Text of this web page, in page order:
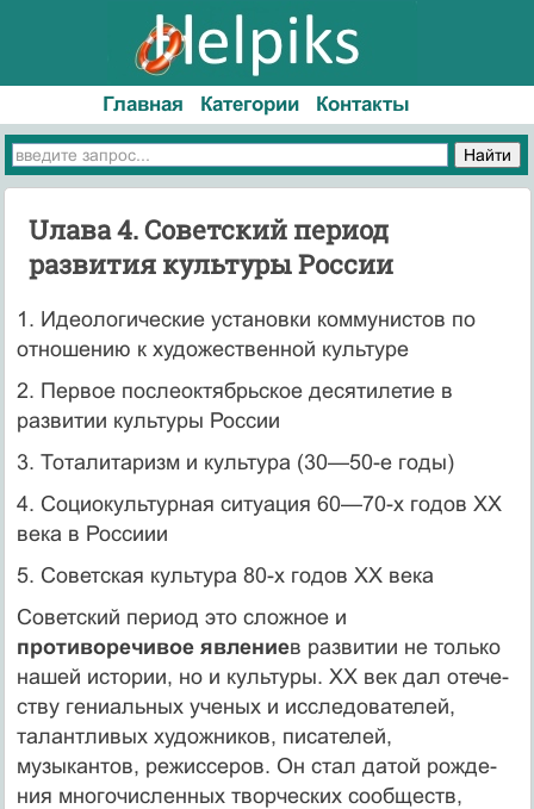
Главная Категории Контакты
Uлава 4. Советский период
развития культуры России
1. Идеологические установки коммунистов по
отношению к художественной культуре
2. Первое послеоктябрьское десятилетие в
развитии культуры России
3. Тоталитаризм и культура (30—50-е годы)
4. Социокультурная ситуация 60—70-х годов XX
века в Россиии
5. Советская культура 80-х годов XX века
Советский период это сложное и
противоречивое явлениев раз­витии не только
нашей истории, но и культуры. XX век дал отече­
ству гениальных ученых и исследователей,
талантливых худож­ников, писателей,
музыкантов, режиссеров. Он стал датой рожде­
ния многочисленных творческих сообществ,